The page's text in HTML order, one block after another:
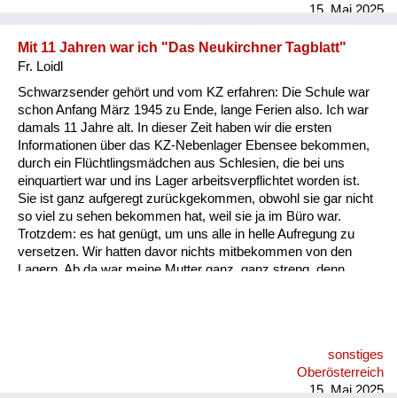
15. Mai 2025
Mit 11 Jahren war ich "Das Neukirchner Tagblatt"
Fr. Loidl
Schwarzsender gehört und vom KZ erfahren: Die Schule war
schon Anfang März 1945 zu Ende, lange Ferien also. Ich war
damals 11 Jahre alt. In dieser Zeit haben wir die ersten
Informationen über das KZ-Nebenlager Ebensee bekommen,
durch ein Flüchtlingsmädchen aus Schlesien, die bei uns
einquartiert war und ins Lager arbeitsverpflichtet worden ist.
Sie ist ganz aufgeregt zurückgekommen, obwohl sie gar nicht
so viel zu sehen bekommen hat, weil sie ja im Büro war.
Trotzdem: es hat genügt, um uns alle in helle Aufregung zu
versetzen. Wir hatten davor nichts mitbekommen von den
Lagern. Ab da war meine Mutter ganz, ganz streng, denn
dass uns jemand anzeigt, aber ich habe gesagt: Wer soll denn
uns hören? Ich drehe ja eh ganz leise. Ich habe immer diesen
sonstiges
Oberösterreich
15. Mai 2025